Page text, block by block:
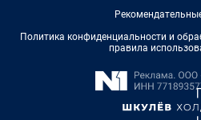
Политика конфиденциальности и
правила